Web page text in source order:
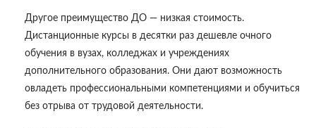
Другое преимущество ДО — низкая стоимость.
Дистанционные курсы в десятки раз дешевле очного
обучения в вузах, колледжах и учреждениях
дополнительного образования. Они дают возможность
овладеть профессиональными компетенциями и обучиться
без отрыва от трудовой деятельности.